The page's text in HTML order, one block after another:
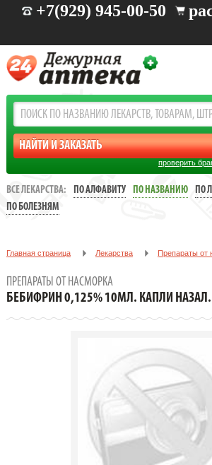
+7(929) 945-00-50
проверить
ВСЕ ЛЕКАРСТВА: ПО АЛФАВИТУ ПО НАЗВАНИЮ
ПО
ПО БОЛЕЗНЯМ
Главная страница Лекарства Препараты от
ПРЕПАРАТЫ ОТ НАСМОРКА
БЕБИФРИН 0,125% 10МЛ. КАПЛИ